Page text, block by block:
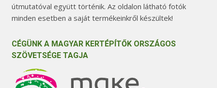
útmutatóval együtt történik. Az oldalon látható fotók
minden esetben a saját termékeinkről készültek!
CÉGÜNK A MAGYAR KERTÉPÍTŐK ORSZÁGOS
SZÖVETSÉGE TAGJA